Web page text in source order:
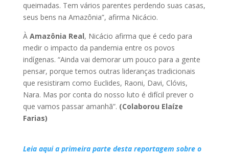
queimadas. Tem vários parentes perdendo suas casas,
seus bens na Amazônia”, afirma Nicácio.
À Amazônia Real, Nicácio afirma que é cedo para
medir o impacto da pandemia entre os povos
indígenas. “Ainda vai demorar um pouco para a gente
pensar, porque temos outras lideranças tradicionais
que resistiram como Euclides, Raoni, Davi, Clóvis,
Nara. Mas por conta do nosso luto é difícil prever o
que vamos passar amanhã”. (Colaborou Elaíze
Farias)
Leia aqui a primeira parte desta reportagem sobre o